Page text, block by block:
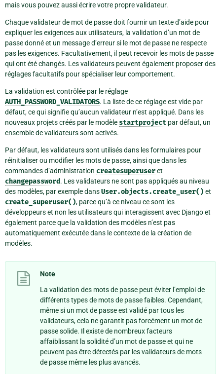
mais vous pouvez aussi écrire votre propre validateur.
Chaque validateur de mot de passe doit fournir un texte d’aide pour
expliquer les exigences aux utilisateurs, la validation d’un mot de
passe donné et un message d’erreur si le mot de passe ne respecte
pas les exigences. Facultativement, il peut recevoir les mots de passe
qui ont été changés. Les validateurs peuvent également proposer des
réglages facultatifs pour spécialiser leur comportement.
La validation est contrôlée par le réglage
AUTH_PASSWORD_VALIDATORS. La liste de ce réglage est vide par
défaut, ce qui signifie qu’aucun validateur n’est appliqué. Dans les
nouveaux projets créés par le modèle startproject par défaut, un
ensemble de validateurs sont activés.
Par défaut, les validateurs sont utilisés dans les formulaires pour
réinitialiser ou modifier les mots de passe, ainsi que dans les
commandes d’administration createsuperuseret
changepassword. Les validateurs ne sont pas appliqués au niveau
des modèles, par exemple dansUser.objects.create_user() et
create_superuser(), parce qu’à ce niveau ce sont les
développeurs et non les utilisateurs qui interagissent avec Django et
également parce que la validation des modèles n’est pas
automatiquement exécutée dans le contexte de la création de
modèles.
Note
La validation des mots de passe peut éviter l’emploi de
différents types de mots de passe faibles. Cependant,
même si un mot de passe est validé par tous les
validateurs, cela ne garantit pas forcément un mot de
passe solide. Il existe de nombreux facteurs
affaiblissant la solidité d’un mot de passe et qui ne
peuvent pas être détectés par les validateurs de mots
de passe même les plus avancés.